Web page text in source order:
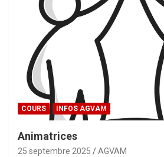
COURS INFOS AGVAM
Animatrices
25 septembre 2025 AGVAM